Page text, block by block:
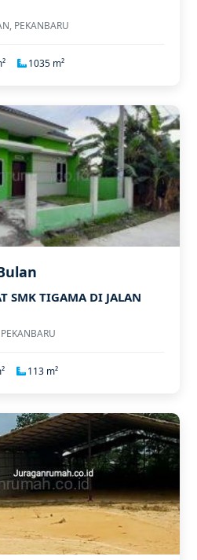
PEKANBARU
1035 m²
SMK TIGAMA DI JALAN
113 m²